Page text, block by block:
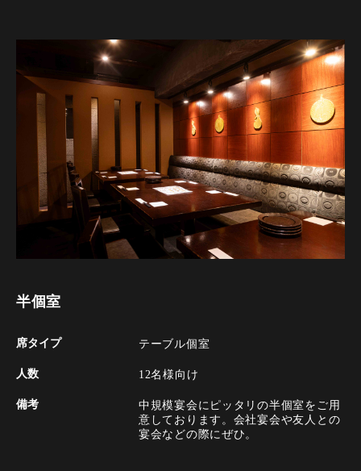
半個室
席タイプ テーブル個室
人数 12名様向け
備考
中規模宴会にピッタリの半個室をご用
意しております。会社宴会や友人との
宴会などの際にぜひ。